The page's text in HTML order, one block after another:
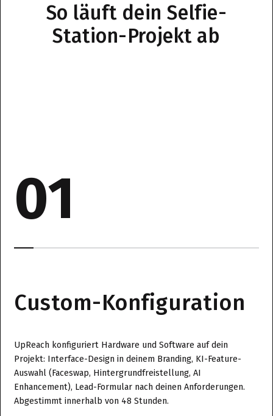
So läuft dein Selfie-
Station-Projekt ab
01
Custom-Konfiguration
UpReach konfiguriert Hardware und Software auf dein
Projekt: Interface-Design in deinem Branding, KI-Feature-
Auswahl (Faceswap, Hintergrundfreistellung, AI
Enhancement), Lead-Formular nach deinen Anforderungen.
Abgestimmt innerhalb von 48 Stunden.